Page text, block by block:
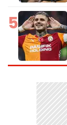
5